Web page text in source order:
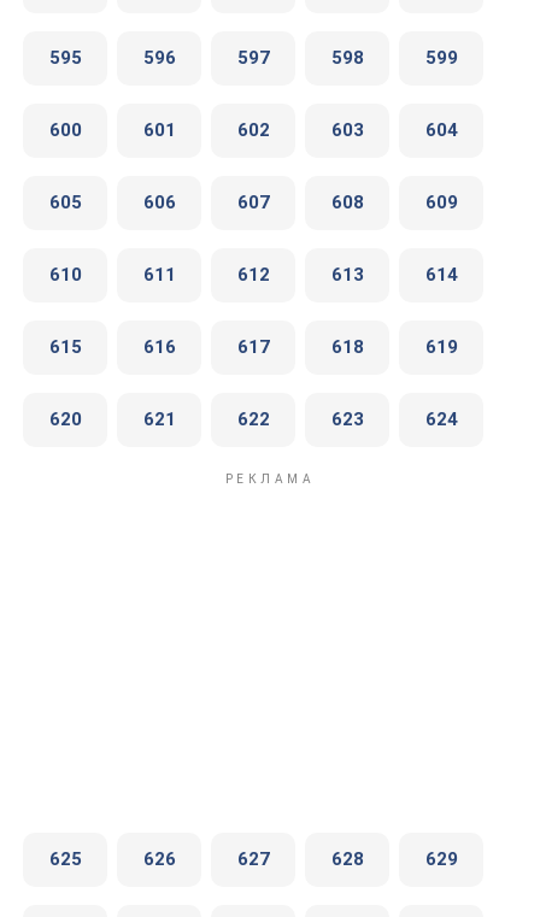
595 596 597 598 599
600 601 602 603 604
605 606 607 608 609
610 611 612 613 614
615 616 617 618 619
620 621 622 623 624
625 626 627 628 629